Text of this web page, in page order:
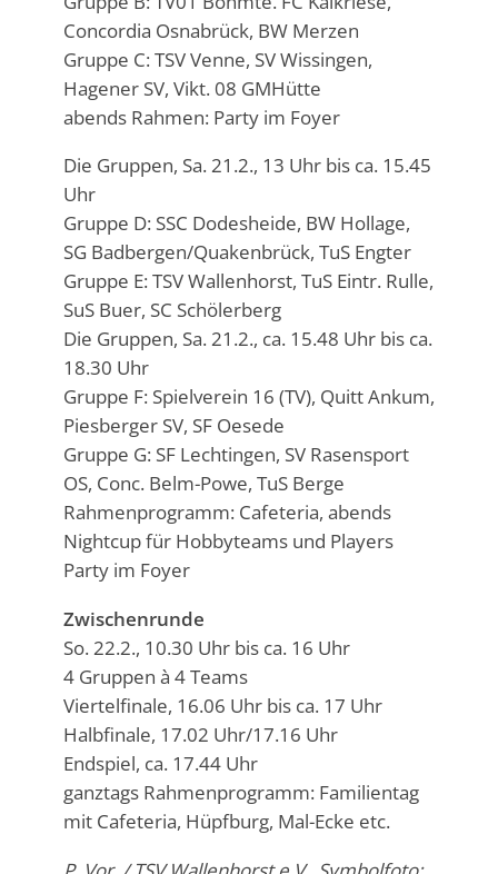
Concordia Osnabrück, BW Merzen
Gruppe C: TSV Venne, SV Wissingen,
Hagener SV, Vikt. 08 GMHütte
abends Rahmen: Party im Foyer
Die Gruppen, Sa. 21.2., 13 Uhr bis ca. 15.45
Uhr
Gruppe D: SSC Dodesheide, BW Hollage,
SG Badbergen/Quakenbrück, TuS Engter
Gruppe E: TSV Wallenhorst, TuS Eintr. Rulle,
SuS Buer, SC Schölerberg
Die Gruppen, Sa. 21.2., ca. 15.48 Uhr bis ca.
18.30 Uhr
Gruppe F: Spielverein 16 (TV), Quitt Ankum,
Piesberger SV, SF Oesede
Gruppe G: SF Lechtingen, SV Rasensport
OS, Conc. Belm-Powe, TuS Berge
Rahmenprogramm: Cafeteria, abends
Nightcup für Hobbyteams und Players
Party im Foyer
Zwischenrunde
So. 22.2., 10.30 Uhr bis ca. 16 Uhr
4 Gruppen à 4 Teams
Viertelfinale, 16.06 Uhr bis ca. 17 Uhr
Halbfinale, 17.02 Uhr/17.16 Uhr
Endspiel, ca. 17.44 Uhr
ganztags Rahmenprogramm: Familientag
mit Cafeteria, Hüpfburg, Mal-Ecke etc.